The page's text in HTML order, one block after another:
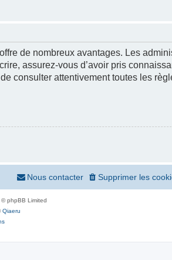
de nombreux avantages. Les
assurez-vous d’avoir pris
consulter attentivement toutes les
Supprimer les
Nous contacter
phpBB Limited
Qiaeru